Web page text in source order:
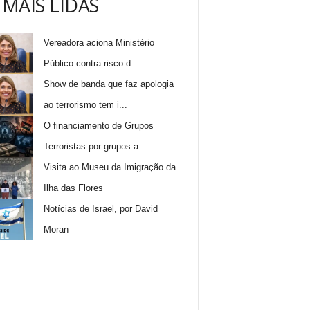
LIDAS
Vereadora aciona Ministério
Público contra risco d...
Show de banda que faz apologia
ao terrorismo tem i...
O financiamento de Grupos
Terroristas por grupos a...
Visita ao Museu da Imigração da
Ilha das Flores
Notícias de Israel, por David
Moran